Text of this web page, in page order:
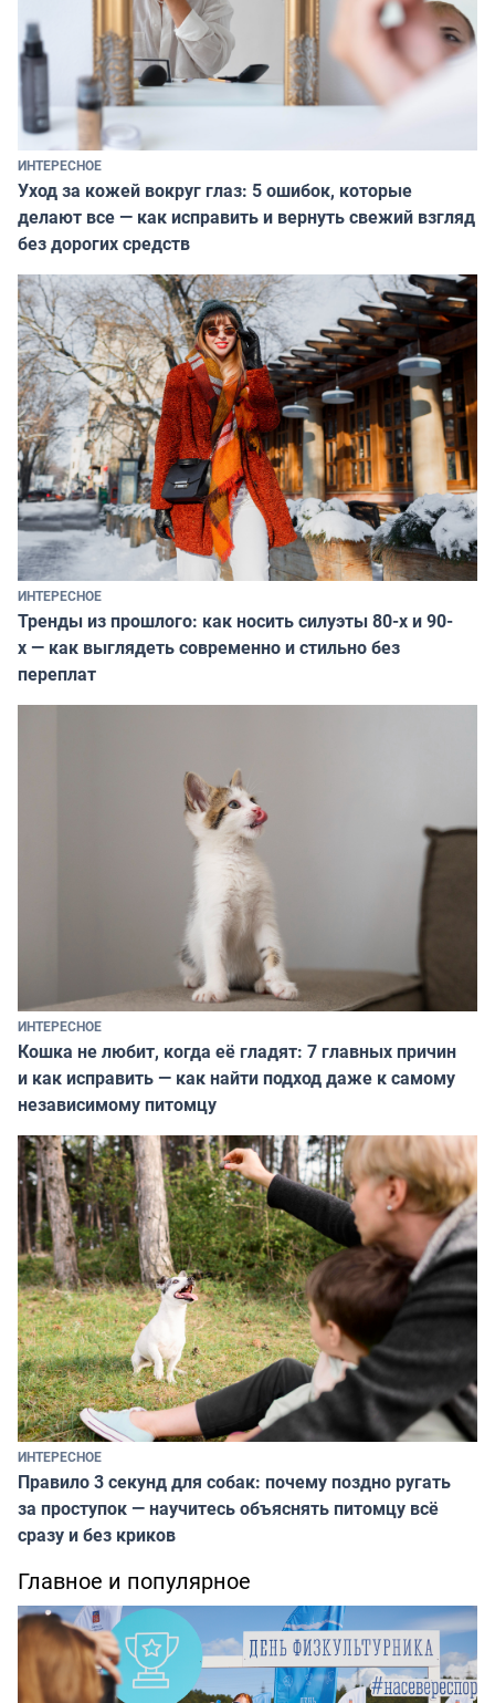
ИНТЕРЕСНОЕ
Уход за кожей вокруг глаз: 5 ошибок, которые
делают все — как исправить и вернуть свежий взгляд
без дорогих средств
ИНТЕРЕСНОЕ
Тренды из прошлого: как носить силуэты 80-х и 90-
х — как выглядеть современно и стильно без
переплат
ИНТЕРЕСНОЕ
Кошка не любит, когда её гладят: 7 главных причин
и как исправить — как найти подход даже к самому
независимому питомцу
ИНТЕРЕСНОЕ
Правило 3 секунд для собак: почему поздно ругать
за проступок — научитесь объяснять питомцу всё
сразу и без криков
Главное и популярное